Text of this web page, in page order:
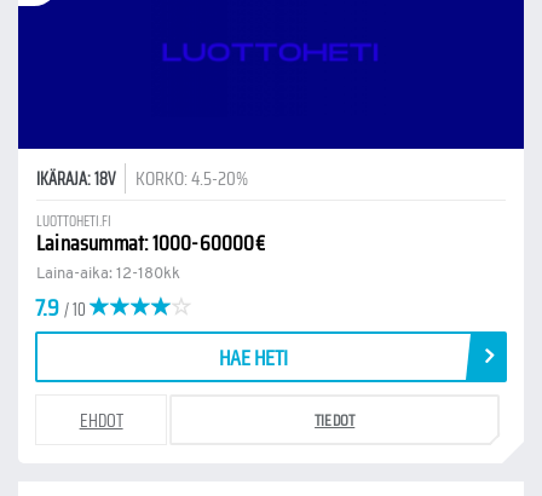
IKÄRAJA: 18V KORKO: 4.5-20%
LUOTTOHETI.FI
Lainasummat: 1000-60000€
Laina-aika: 12-180kk
7.9/ 10
HAE HETI
EHDOT TIEDOT